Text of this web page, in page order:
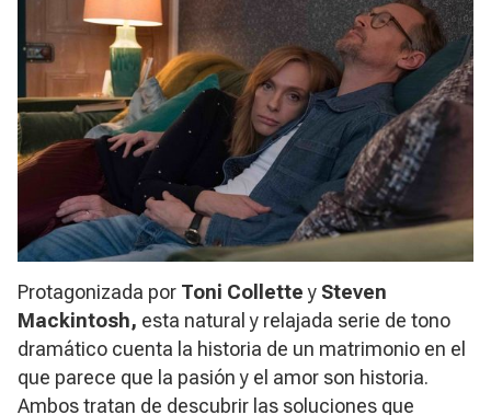
Protagonizada por Toni Collettey Steven
Mackintosh, esta natural y relajada serie de tono
dramático cuenta la historia de un matrimonio en el
que parece que la pasión y el amor son historia.
Ambos tratan de descubrir las soluciones que